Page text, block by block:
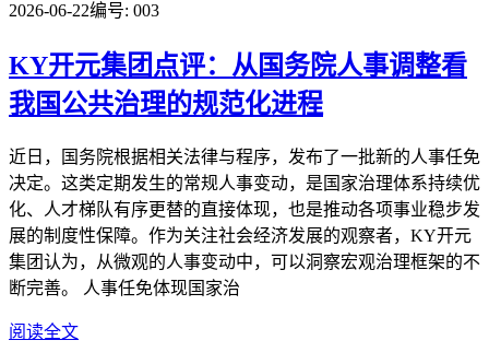
2026-06-22编号: 003
KY开元集团点评：从国务院人事调整看
我国公共治理的规范化进程
近日，国务院根据相关法律与程序，发布了一批新的人事任免
决定。这类定期发生的常规人事变动，是国家治理体系持续优
化、人才梯队有序更替的直接体现，也是推动各项事业稳步发
展的制度性保障。作为关注社会经济发展的观察者，KY开元
集团认为，从微观的人事变动中，可以洞察宏观治理框架的不
断完善。 人事任免体现国家治
阅读全文